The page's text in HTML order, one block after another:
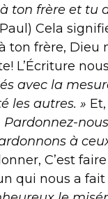
ton frère et tu
Cela
ton frère, Dieu
L’Écriture
avec la
les autres. »
Pardonnez-
à
C’est
qui nous a